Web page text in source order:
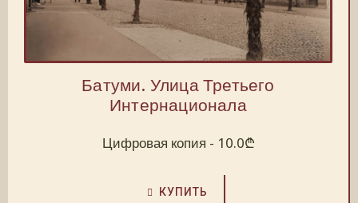
Батуми. Улица Третьего
Интернационала
Цифровая копия - 10.0₾
КУПИТЬ